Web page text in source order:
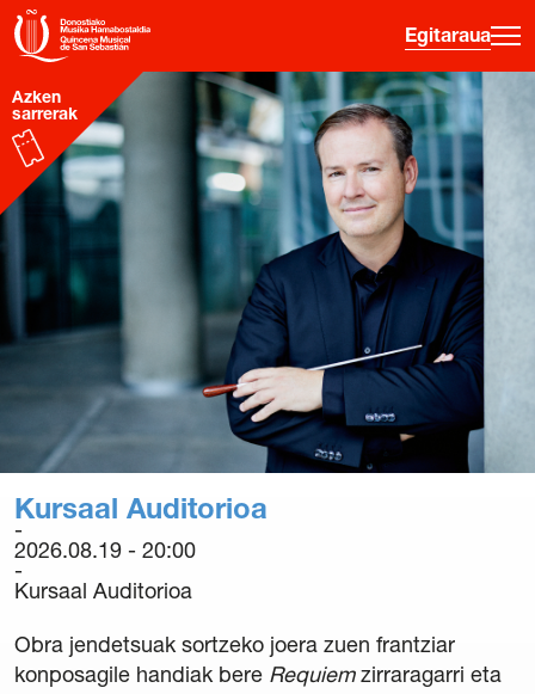
Egitaraua
· EU · FR · EN
Egitaraua
Gainerako jarduerak
Sarreren Informazioa
Hasiberrientzako gida
Ordu Gaztea
Hamabostaldia
Historia
Aurreko edizioak
42. Nazioarteko Organo Erromantiko Ikastaroa
Hamabostaldi Berdea
Azken
sarrerak
Kursaal Auditorioa
2026.08.19 - 20:00
Kursaal Auditorioa
Obra jendetsuak sortzeko joera zuen frantziar
konposagile handiak bere Requiemzirraragarri eta